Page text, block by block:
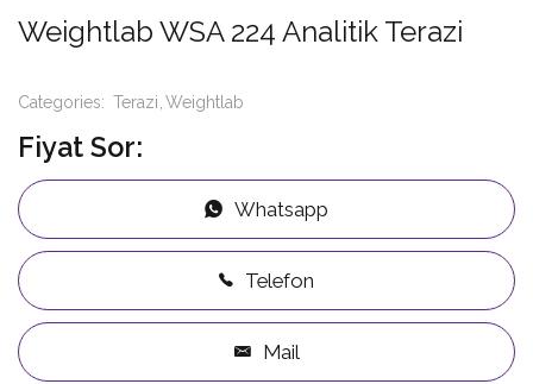
Weightlab WSA 224 Analitik Terazi
Categories: Terazi Weightlab
Fiyat Sor:
Whatsapp
Telefon
Mail